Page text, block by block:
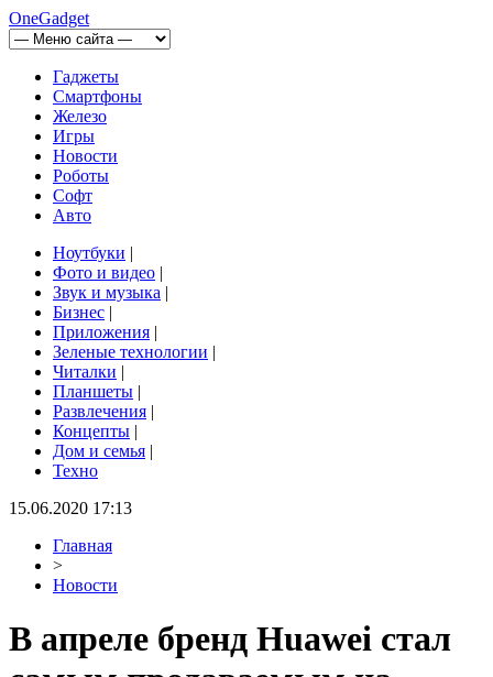
OneGadget
Гаджеты
Смартфоны
Железо
Игры
Новости
Роботы
Софт
Авто
Ноутбуки |
Фото и видео |
Звук и музыка |
Бизнес |
Приложения |
Зеленые технологии |
Читалки |
Планшеты |
Развлечения |
Концепты |
Дом и семья |
Техно
15.06.2020 17:13
Главная
>
Новости
В апреле бренд Huawei стал